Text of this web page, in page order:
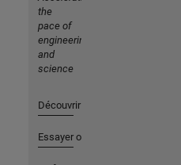
the
pace of
engineering
and
science
Découvrir les produits
Essayer ou acheter